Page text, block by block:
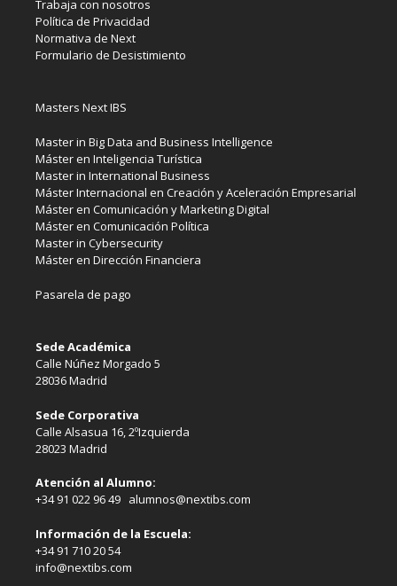
Trabaja con nosotros
Política de Privacidad
Normativa de Next
Formulario de Desistimiento
Masters Next IBS
Master in Big Data and Business Intelligence
Máster en Inteligencia Turística
Master in International Business
Máster Internacional en Creación y Aceleración Empresarial
Máster en Comunicación y Marketing Digital
Máster en Comunicación Política
Master in Cybersecurity
Máster en Dirección Financiera
Pasarela de pago
Sede Académica
Calle Núñez Morgado 5
28036 Madrid
Sede Corporativa
Calle Alsasua 16, 2ºIzquierda
28023 Madrid
Atención al Alumno:
+34 91 022 96 49 alumnos@nextibs.com
Información de la Escuela:
+34 91 710 20 54
info@nextibs.com